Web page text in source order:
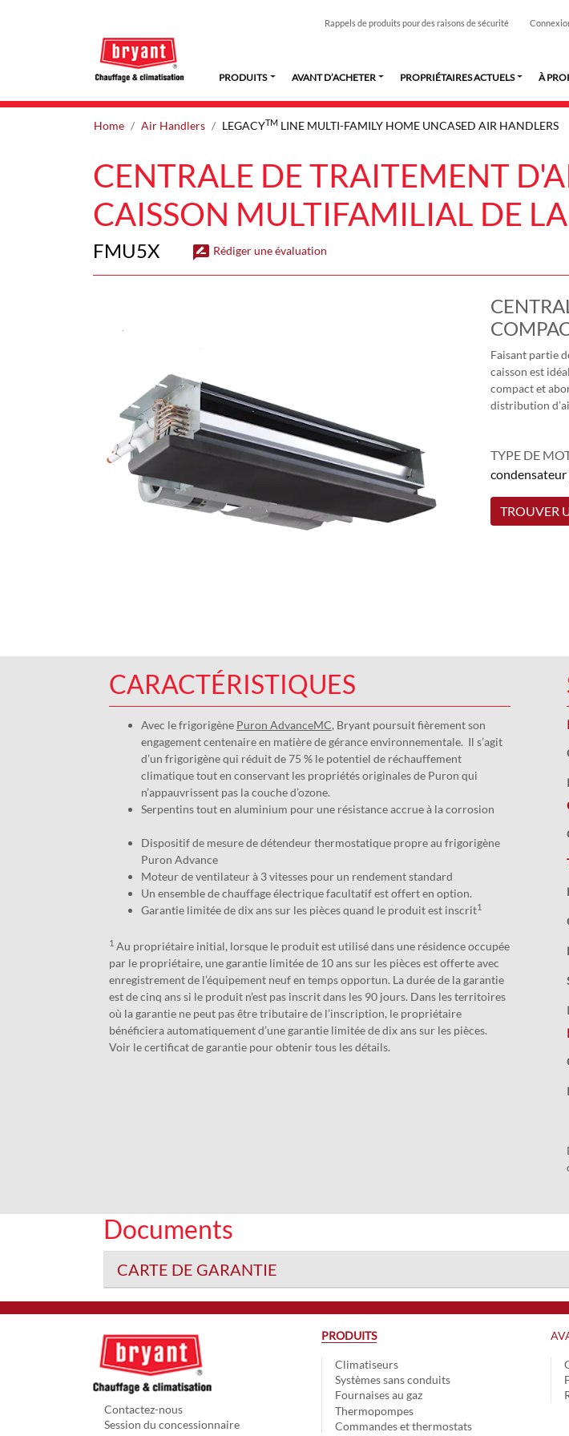
Rappels de produits pour des raisons de sécurité
PRODUITS AVANT D’ACHETER PROPRIÉTAIRES ACTUELS À
Home Air Handlers LEGACYTMLINE MULTI-FAMILY HOME UNCASED AIR HANDLERS
CENTRALE DE TRAITEMENT
CAISSON MULTIFAMILIAL DE
FMU5X rate_review Rédiger une évaluation
Faisant partie
caisson est
compact et
distribution
TYPE DE
TROUVER
CARACTÉRISTIQUES
Avec le frigorigène Puron AdvanceMC, Bryant poursuit fièrement son
engagement centenaire en matière de gérance environnementale. Il s’agit
d’un frigorigène qui réduit de 75 % le potentiel de réchauffement
climatique tout en conservant les propriétés originales de Puron qui
n’appauvrissent pas la couche d’ozone.
Serpentins tout en aluminium pour une résistance accrue à la corrosion
Dispositif de mesure de détendeur thermostatique propre au frigorigène
Puron Advance
Moteur de ventilateur à 3 vitesses pour un rendement standard
Un ensemble de chauffage électrique facultatif est offert en option.
Garantie limitée de dix ans sur les pièces quand le produit est inscrit1
1Au propriétaire initial, lorsque le produit est utilisé dans une résidence occupée
par le propriétaire, une garantie limitée de 10 ans sur les pièces est offerte avec
enregistrement de l’équipement neuf en temps opportun. La durée de la garantie
est de cinq ans si le produit n’est pas inscrit dans les 90 jours. Dans les territoires
où la garantie ne peut pas être tributaire de l’inscription, le propriétaire
bénéficiera automatiquement d’une garantie limitée de dix ans sur les pièces.
Voir le certificat de garantie pour obtenir tous les détails.
Documents
CARTE DE GARANTIE
Contactez-nous
Session du concessionnaire
PRODUITS
Climatiseurs
Systèmes sans conduits
Fournaises au gaz
Thermopompes
Commandes et thermostats